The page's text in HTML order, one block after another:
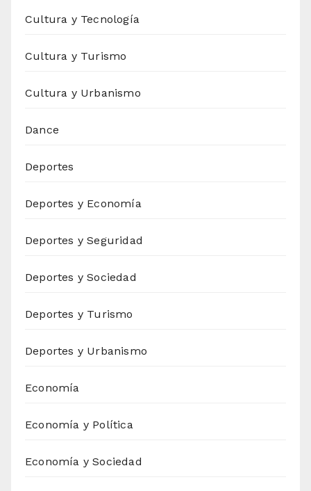
Cultura y Tecnología
Cultura y Turismo
Cultura y Urbanismo
Dance
Deportes
Deportes y Economía
Deportes y Seguridad
Deportes y Sociedad
Deportes y Turismo
Deportes y Urbanismo
Economía
Economía y Política
Economía y Sociedad